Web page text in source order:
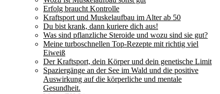
Erfolg braucht Kontrolle
Kraftsport und Muskelaufbau im Alter ab 50
Du bist krank, dann kuriere dich aus!
Was sind pflanzliche Steroide und wozu sind sie gut?
Meine turboschnellen Top-Rezepte mit richtig viel
Eiweiß
Der Kraftsport, dein Körper und dein genetische Limit
Spaziergänge an der See im Wald und die positive
Auswirkung auf die körperliche und mentale
Gesundheit.